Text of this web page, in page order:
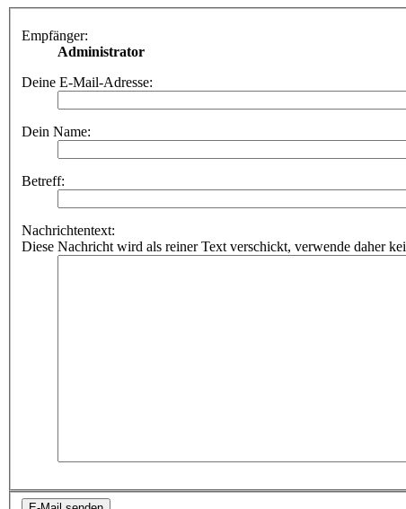
Empfänger:
Administrator
Deine E-Mail-Adresse:
Dein Name:
Betreff:
Nachrichtentext:
Diese Nachricht wird als reiner Text verschickt, verwende daher